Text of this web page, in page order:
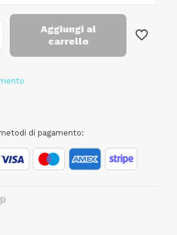
Aggiungi al
carrello
di pagamento: